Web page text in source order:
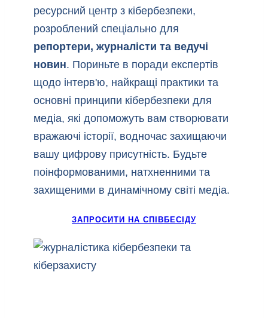
ресурсний центр з кібербезпеки,
розроблений спеціально для
репортери, журналісти та ведучі
новин. Пориньте в поради експертів
щодо інтерв'ю, найкращі практики та
основні принципи кібербезпеки для
медіа, які допоможуть вам створювати
вражаючі історії, водночас захищаючи
вашу цифрову присутність. Будьте
поінформованими, натхненними та
захищеними в динамічному світі медіа.
ЗАПРОСИТИ НА СПІВБЕСІДУ